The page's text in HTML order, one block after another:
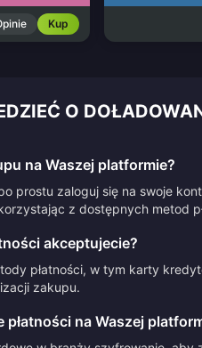
Kup
O
na Waszej platformie?
prostu zaloguj się na swoje
z dostępnych metod
akceptujecie?
płatności, w tym karty
zakupu.
płatności na Waszej